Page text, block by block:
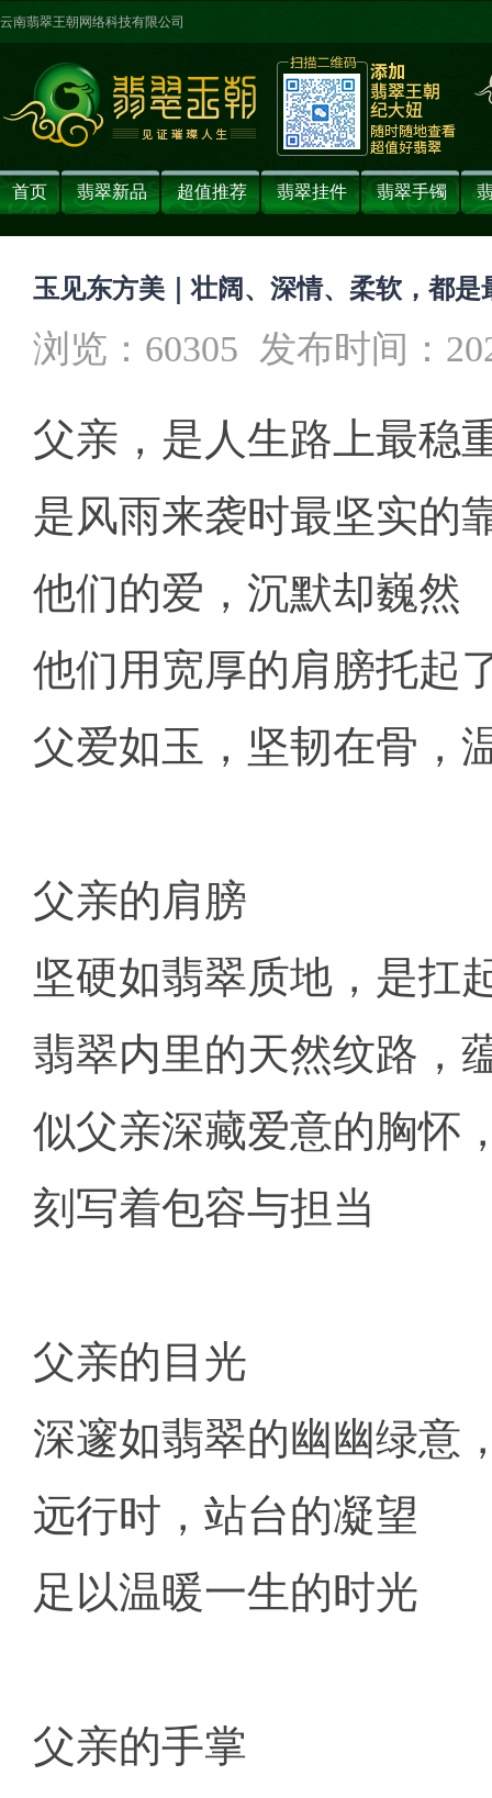
云南翡翠王朝网络科技有限公司
首页 翡翠新品 超值推荐 翡翠挂件 翡翠手镯
玉见东方美｜壮阔、深情、柔软，都是
浏览：60305 发布时间：
父亲，是人生路上最稳
是风雨来袭时最坚实的
他们的爱，沉默却巍然
他们用宽厚的肩膀托起
父爱如玉，坚韧在骨，
父亲的肩膀
坚硬如翡翠质地，是扛
翡翠内里的天然纹路，
似父亲深藏爱意的胸怀
刻写着包容与担当
父亲的目光
深邃如翡翠的幽幽绿意
远行时，站台的凝望
足以温暖一生的时光
父亲的手掌